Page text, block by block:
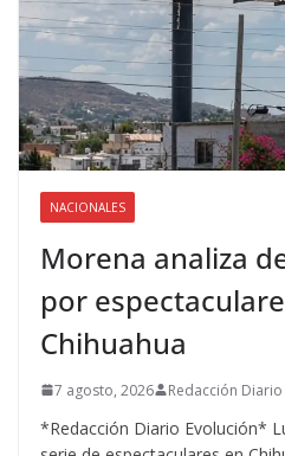
NACIONALES
Morena analiza
por
Chihuahua
7 agosto, 2026 Redacción
*Redacción Diario Evolución*